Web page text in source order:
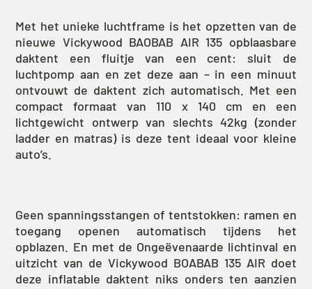
Met het unieke luchtframe is het opzetten van de
nieuwe Vickywood BAOBAB AIR 135 opblaasbare
daktent een fluitje van een cent: sluit de
luchtpomp aan en zet deze aan – in een minuut
ontvouwt de daktent zich automatisch. Met een
compact formaat van 110 x 140 cm en een
lichtgewicht ontwerp van slechts 42kg (zonder
ladder en matras) is deze tent ideaal voor kleine
auto’s.
Geen spanningsstangen of tentstokken: ramen en
toegang openen automatisch tijdens het
opblazen. En met de Ongeëvenaarde lichtinval en
uitzicht van de Vickywood BOABAB 135 AIR doet
deze inflatable daktent niks onders ten aanzien